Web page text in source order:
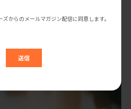
全世界でリリース：あなたは活用
した。1この機能はInstagramのリール
層ユーザーを引きつける戦略の一部で
[…]